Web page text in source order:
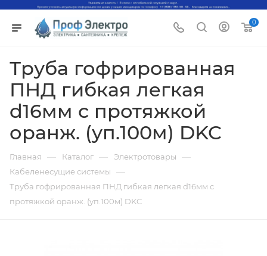
0
Труба гофрированная
ПНД гибкая легкая
d16мм с протяжкой
оранж. (уп.100м) DKC
Главная — Каталог — Электротовары —
Кабеленесущие системы —
Труба гофрированная ПНД гибкая легкая d16мм с
протяжкой оранж. (уп.100м) DKC